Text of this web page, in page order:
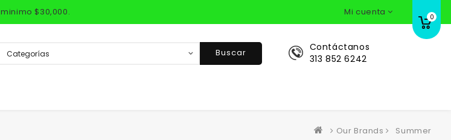
$30,000. Mi cuenta 0
Contáctanos
313 852 6242
Buscar
Our Brands Summer